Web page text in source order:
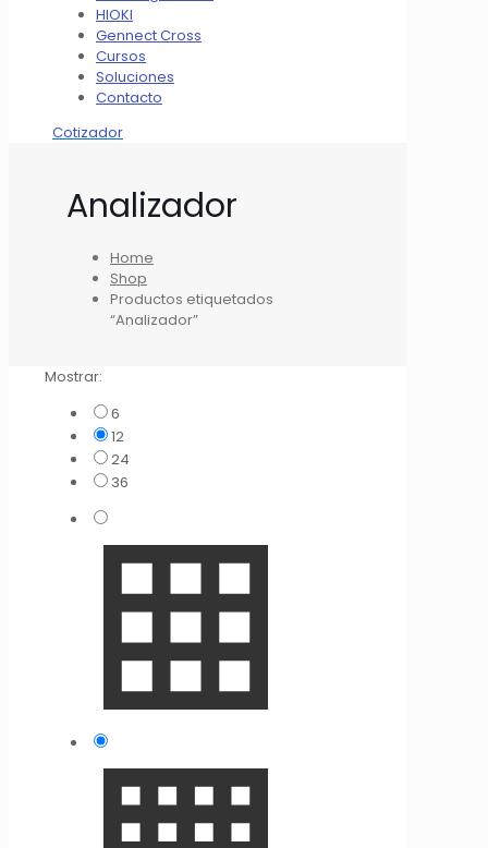
HIOKI
Gennect Cross
Cursos
Soluciones
Contacto
Cotizador
Analizador
Home
Shop
Productos etiquetados
“Analizador”
Mostrar:
6
12
24
36